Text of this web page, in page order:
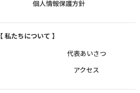
個人情報保護方針
【 私たちについて 】
代表あいさつ
アクセス